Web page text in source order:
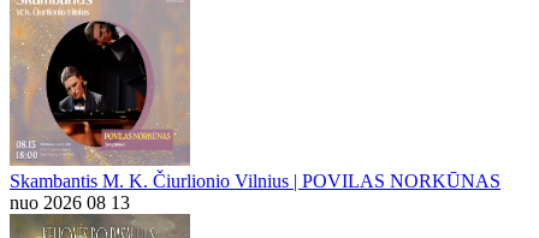
Skambantis M. K. Čiurlionio Vilnius | POVILAS NORKŪNAS
nuo 2026 08 13